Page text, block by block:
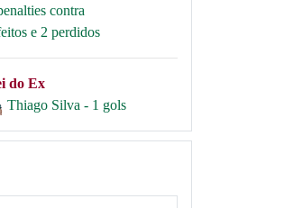
contra
e 2 perdidos
do Ex
Thiago Silva - 1 gols